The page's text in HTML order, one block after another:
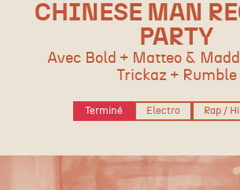
CHINESE MAN
PARTY
Avec Bold + Matteo &
Trickaz + Rumble
Terminé Electro Rap /